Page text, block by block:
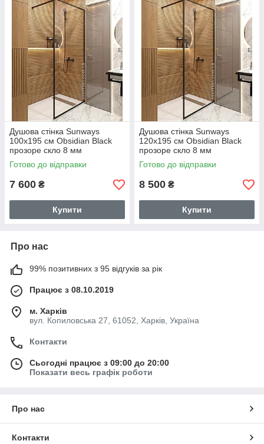
Душова стінка Sunways
100х195 см Obsidian Black
прозоре скло 8 мм
перегородка для душу
чорний профіль
Готово до відправки
7 600 ₴
Купити
Душова стінка Sunways
120х195 см Obsidian Black
прозоре скло 8 мм
перегородка для душу
чорний профіль
Готово до відправки
8 500 ₴
Купити
Про нас
99% позитивних з 95 відгуків за рік
Працює з 08.10.2019
м. Харків
вул. Копиловська 27, 61052, Харків, Україна
Контакти
Сьогодні працює з 09:00 до 20:00
Показати весь графік роботи
Про нас
Контакти